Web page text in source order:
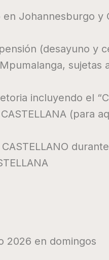
Johannesburgo y
(desayuno y
incluyendo el
CASTELLANA (para
2026 en domingos